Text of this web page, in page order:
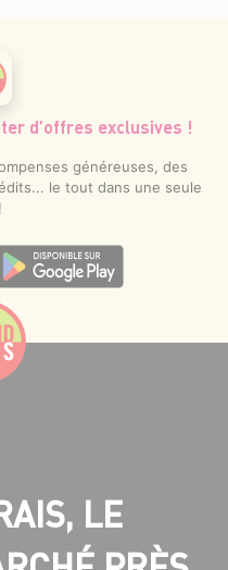
d’offres exclusives !
généreuses, des
le tout dans une seule
LE